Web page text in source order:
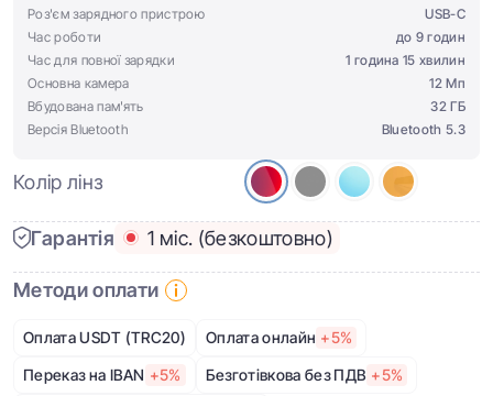
Роз'єм зарядного пристрою
USB-C
Час роботи
до 9 годин
Час для повної зарядки
1 година 15 хвилин
Основна камера
12 Мп
Вбудована пам'ять
32 ГБ
Версія Bluetooth
Bluetooth 5.3
Колір лінз
Гарантія 1 міс. (безкоштовно)
Методи оплати
Оплата USDT (TRC20) Оплата онлайн +5%
Переказ на IBAN +5% Безготівкова без ПДВ +5%